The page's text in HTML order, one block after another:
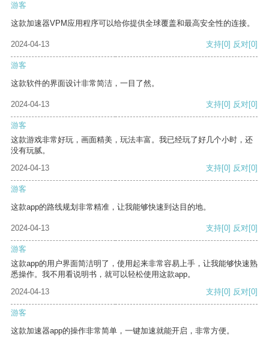
游客
这款加速器VPM应用程序可以给你提供全球覆盖和最高安全性的连接。
2024-04-13 支持[0] 反对[0]
游客
这款软件的界面设计非常简洁，一目了然。
2024-04-13 支持[0] 反对[0]
游客
这款游戏非常好玩，画面精美，玩法丰富。我已经玩了好几个小时，还
没有玩腻。
2024-04-13
支持[0] 反对[0]
游客
这款app的路线规划非常精准，让我能够快速到达目的地。
2024-04-13 支持[0] 反对[0]
游客
这款app的用户界面简洁明了，使用起来非常容易上手，让我能够快速熟
悉操作。我不用看说明书，就可以轻松使用这款app。
2024-04-13
支持[0] 反对[0]
游客
这款加速器app的操作非常简单，一键加速就能开启，非常方便。